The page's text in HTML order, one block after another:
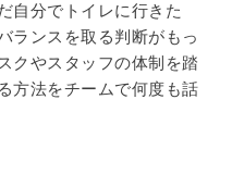
自分でトイレに行きた
ランスを取る判断がもっ
クやスタッフの体制を踏
方法をチームで何度も話